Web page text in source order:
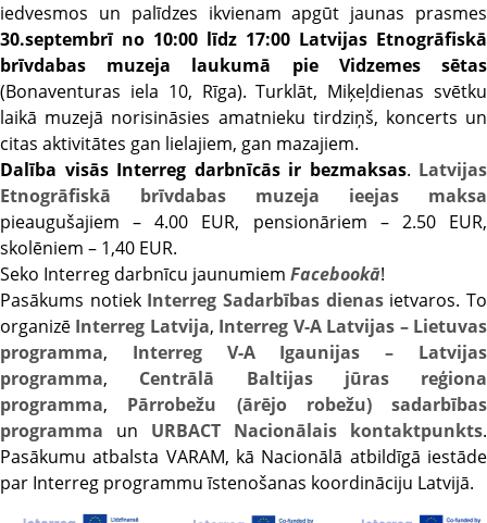
iedvesmos un palīdzes ikvienam apgūt jaunas prasmes
30.septembrī no 10:00 līdz 17:00 Latvijas Etnogrāfiskā
brīvdabas muzeja laukumā pie Vidzemes sētas
(Bonaventuras iela 10, Rīga). Turklāt, Miķeļdienas svētku
laikā muzejā norisināsies amatnieku tirdziņš, koncerts un
citas aktivitātes gan lielajiem, gan mazajiem.
Dalība visās Interreg darbnīcās ir bezmaksas. Latvijas
Etnogrāfiskā brīvdabas muzeja ieejas maksa
pieaugušajiem – 4.00 EUR, pensionāriem – 2.50 EUR,
skolēniem – 1,40 EUR.
Seko Interreg darbnīcu jaunumiem Facebookā!
Pasākums notiekInterreg Sadarbības dienasietvaros. To
organizē Interreg Latvija, Interreg V-A Latvijas – Lietuvas
programma, Interreg V-A Igaunijas – Latvijas
programma, Centrālā Baltijas jūras reģiona
programma, Pārrobežu (ārējo robežu) sadarbības
programma un URBACT Nacionālais kontaktpunkts.
Pasākumu atbalsta VARAM, kā Nacionālā atbildīgā iestāde
par Interreg programmu īstenošanas koordināciju Latvijā.